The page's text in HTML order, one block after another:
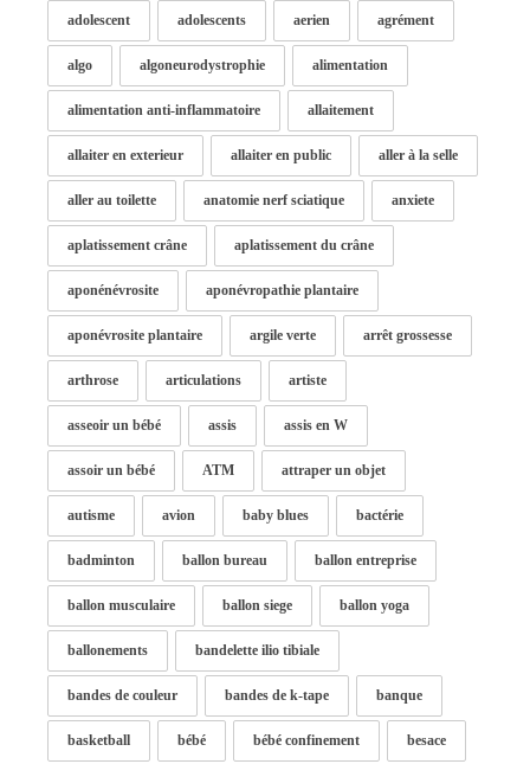
adolescent adolescents aerien agrément
algo algoneurodystrophie alimentation
alimentation anti-inflammatoire allaitement
allaiter en exterieur allaiter en public aller à la selle
aller au toilette anatomie nerf sciatique anxiete
aplatissement crâne aplatissement du crâne
aponénévrosite aponévropathie plantaire
aponévrosite plantaire argile verte arrêt grossesse
arthrose articulations artiste
asseoir un bébé assis assis en W
assoir un bébé ATM attraper un objet
autisme avion baby blues bactérie
badminton ballon bureau ballon entreprise
ballon musculaire ballon siege ballon yoga
ballonements bandelette ilio tibiale
bandes de couleur bandes de k-tape banque
basketball bébé bébé confinement besace